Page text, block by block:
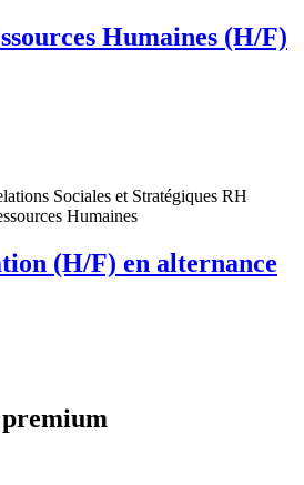
Humaines (H/F)
Sociales et Stratégiques RH
Humaines
(H/F) en alternance